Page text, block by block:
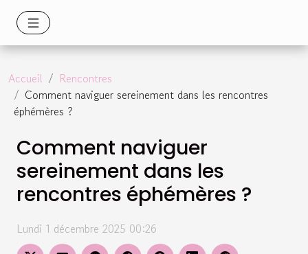
Accueil
Rencontres
Comment naviguer sereinement dans les rencontres
éphémères ?
Comment naviguer
sereinement dans les
rencontres éphémères ?
Lundi 1 décembre 2025 00:26